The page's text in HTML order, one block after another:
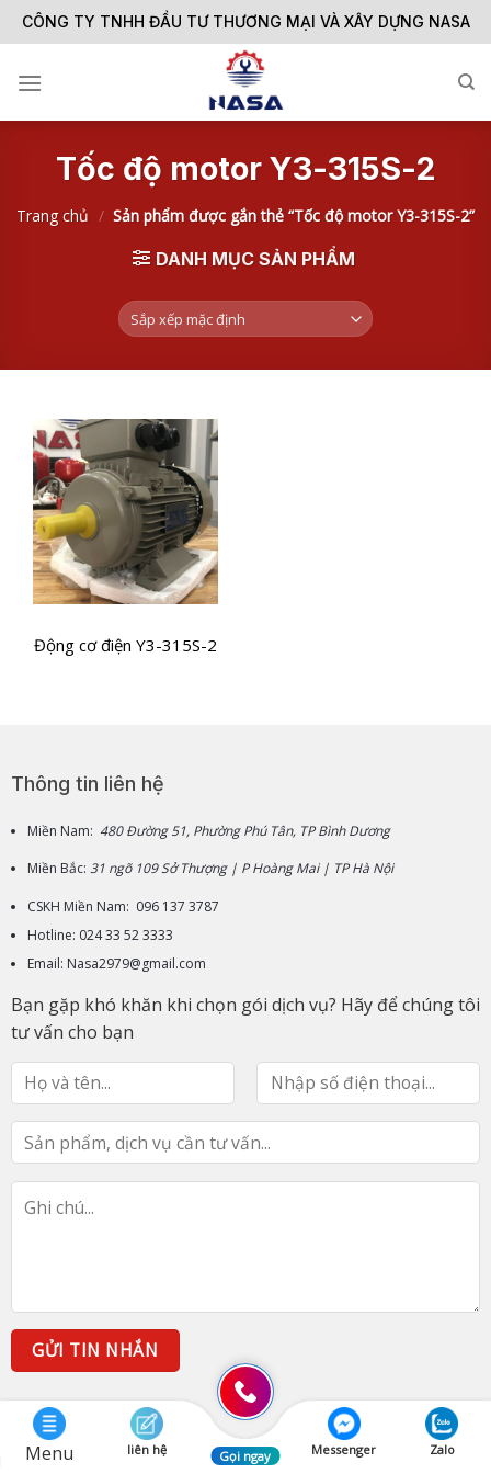
Skip
to
CÔNG TY TNHH ĐẦU TƯ THƯƠNG MẠI VÀ XÂY DỰNG NASA
Tốc độ motor Y3-315S-2
Trang chủ / Sản phẩm được gắn thẻ “Tốc độ motor Y3-315S-2”
DANH MỤC SẢN PHẨM
Động cơ điện Y3-315S-2
Thông tin liên hệ
Miền Nam: 480 Đường 51, Phường Phú Tân, TP Bình Dương
Miền Bắc: 31 ngõ 109 Sở Thượng | P Hoàng Mai | TP Hà Nội
CSKH Miền Nam: 096 137 3787
Hotline: 024 33 52 3333
Email: Nasa2979@gmail.com
Bạn gặp khó khăn khi chọn gói dịch vụ? Hãy để chúng tôi
tư vấn cho bạn
Menu liên hệ Gọi ngay Messenger Zalo